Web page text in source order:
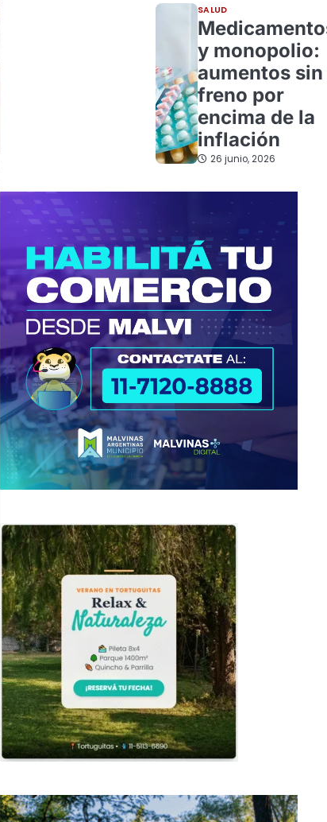
SALUD
y monopolio:
aumentos sin
freno por
encima de la
inflación
26 junio, 2026